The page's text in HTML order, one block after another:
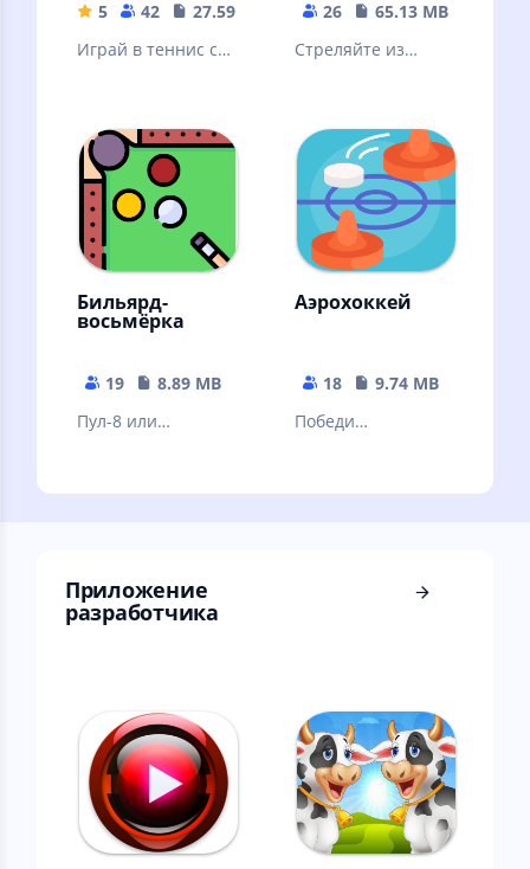
5 42
27.59 MB
Играй в теннис с
26
65.13 MB
Стреляйте из
статичные и
движущиеся
мишени
Бильярд-
восьмёрка
19
8.89 MB
Пул-8 или
мире
Аэрохоккей
18
9.74 MB
Победи
Приложение
разработчика ⠀